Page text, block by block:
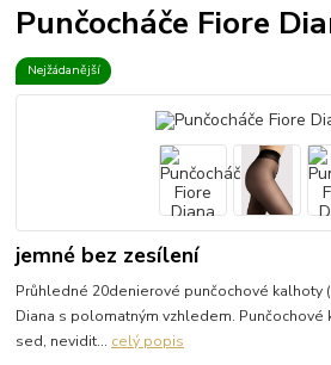
Punčocháče Fiore
Nejžádanější
jemné bez zesílení
Průhledné 20denierové punčochové kalhoty
Diana s polomatným vzhledem.
sed, nevidit... celý popis